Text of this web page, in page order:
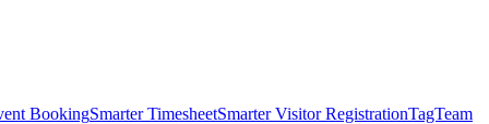
BookingSmarter TimesheetSmarter Visitor RegistrationTagTeam